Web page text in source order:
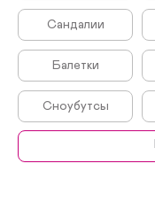
Сандалии
Балетки
Сноубутсы